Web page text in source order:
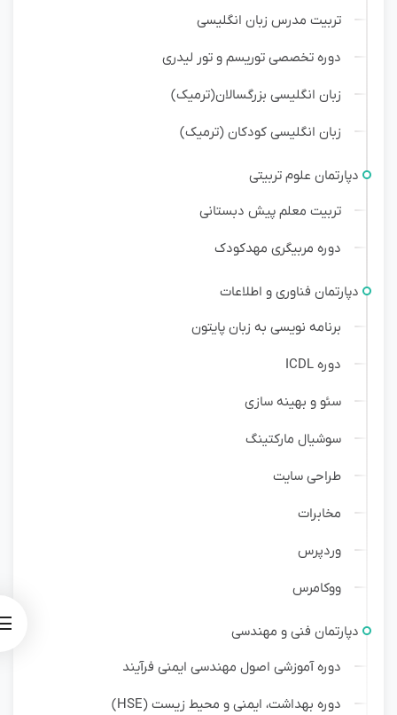
تربیت مدرس زبان انگلیسی
دوره تخصصی توریسم و تور لیدری
زبان انگلیسی بزرگسالان(ترمیک)
زبان انگلیسی کودکان (ترمیک)
دپارتمان علوم تربیتی
تربیت معلم پیش دبستانی
دوره مربیگری مهدکودک
دپارتمان فناوری و اطلاعات
برنامه نویسی به زبان پایتون
دوره ICDL
سئو و بهینه سازی
سوشیال مارکتینگ
طراحی سایت
مخابرات
وردپرس
ووکامرس
دپارتمان فنی و مهندسی
دوره آموزشی اصول مهندسی ایمنی فرآیند
دوره بهداشت، ایمنی و محیط زیست (HSE)